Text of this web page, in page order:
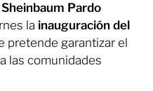
Pardo
la inauguración del
pretende garantizar el
las comunidades